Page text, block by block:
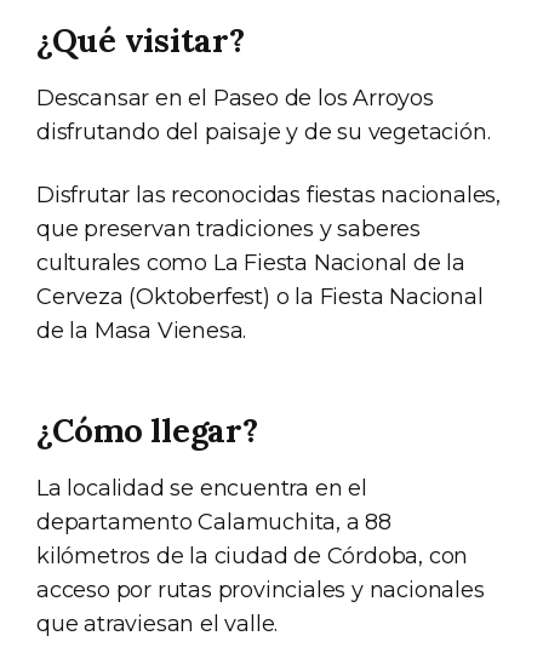
¿Qué visitar?
Descansar en el Paseo de los Arroyos
disfrutando del paisaje y de su vegetación.
Disfrutar las reconocidas fiestas nacionales,
que preservan tradiciones y saberes
culturales como La Fiesta Nacional de la
Cerveza (Oktoberfest) o la Fiesta Nacional
de la Masa Vienesa.
¿Cómo llegar?
La localidad se encuentra en el
departamento Calamuchita, a 88
kilómetros de la ciudad de Córdoba, con
acceso por rutas provinciales y nacionales
que atraviesan el valle.